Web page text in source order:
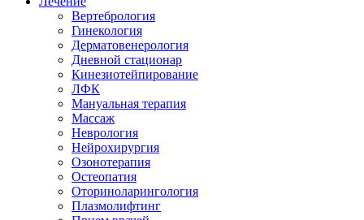
Вертебрология
Гинекология
Дерматовенерология
Дневной стационар
Кинезиотейпирование
ЛФК
Мануальная терапия
Массаж
Неврология
Нейрохирургия
Озонотерапия
Остеопатия
Оториноларингология
Плазмолифтинг